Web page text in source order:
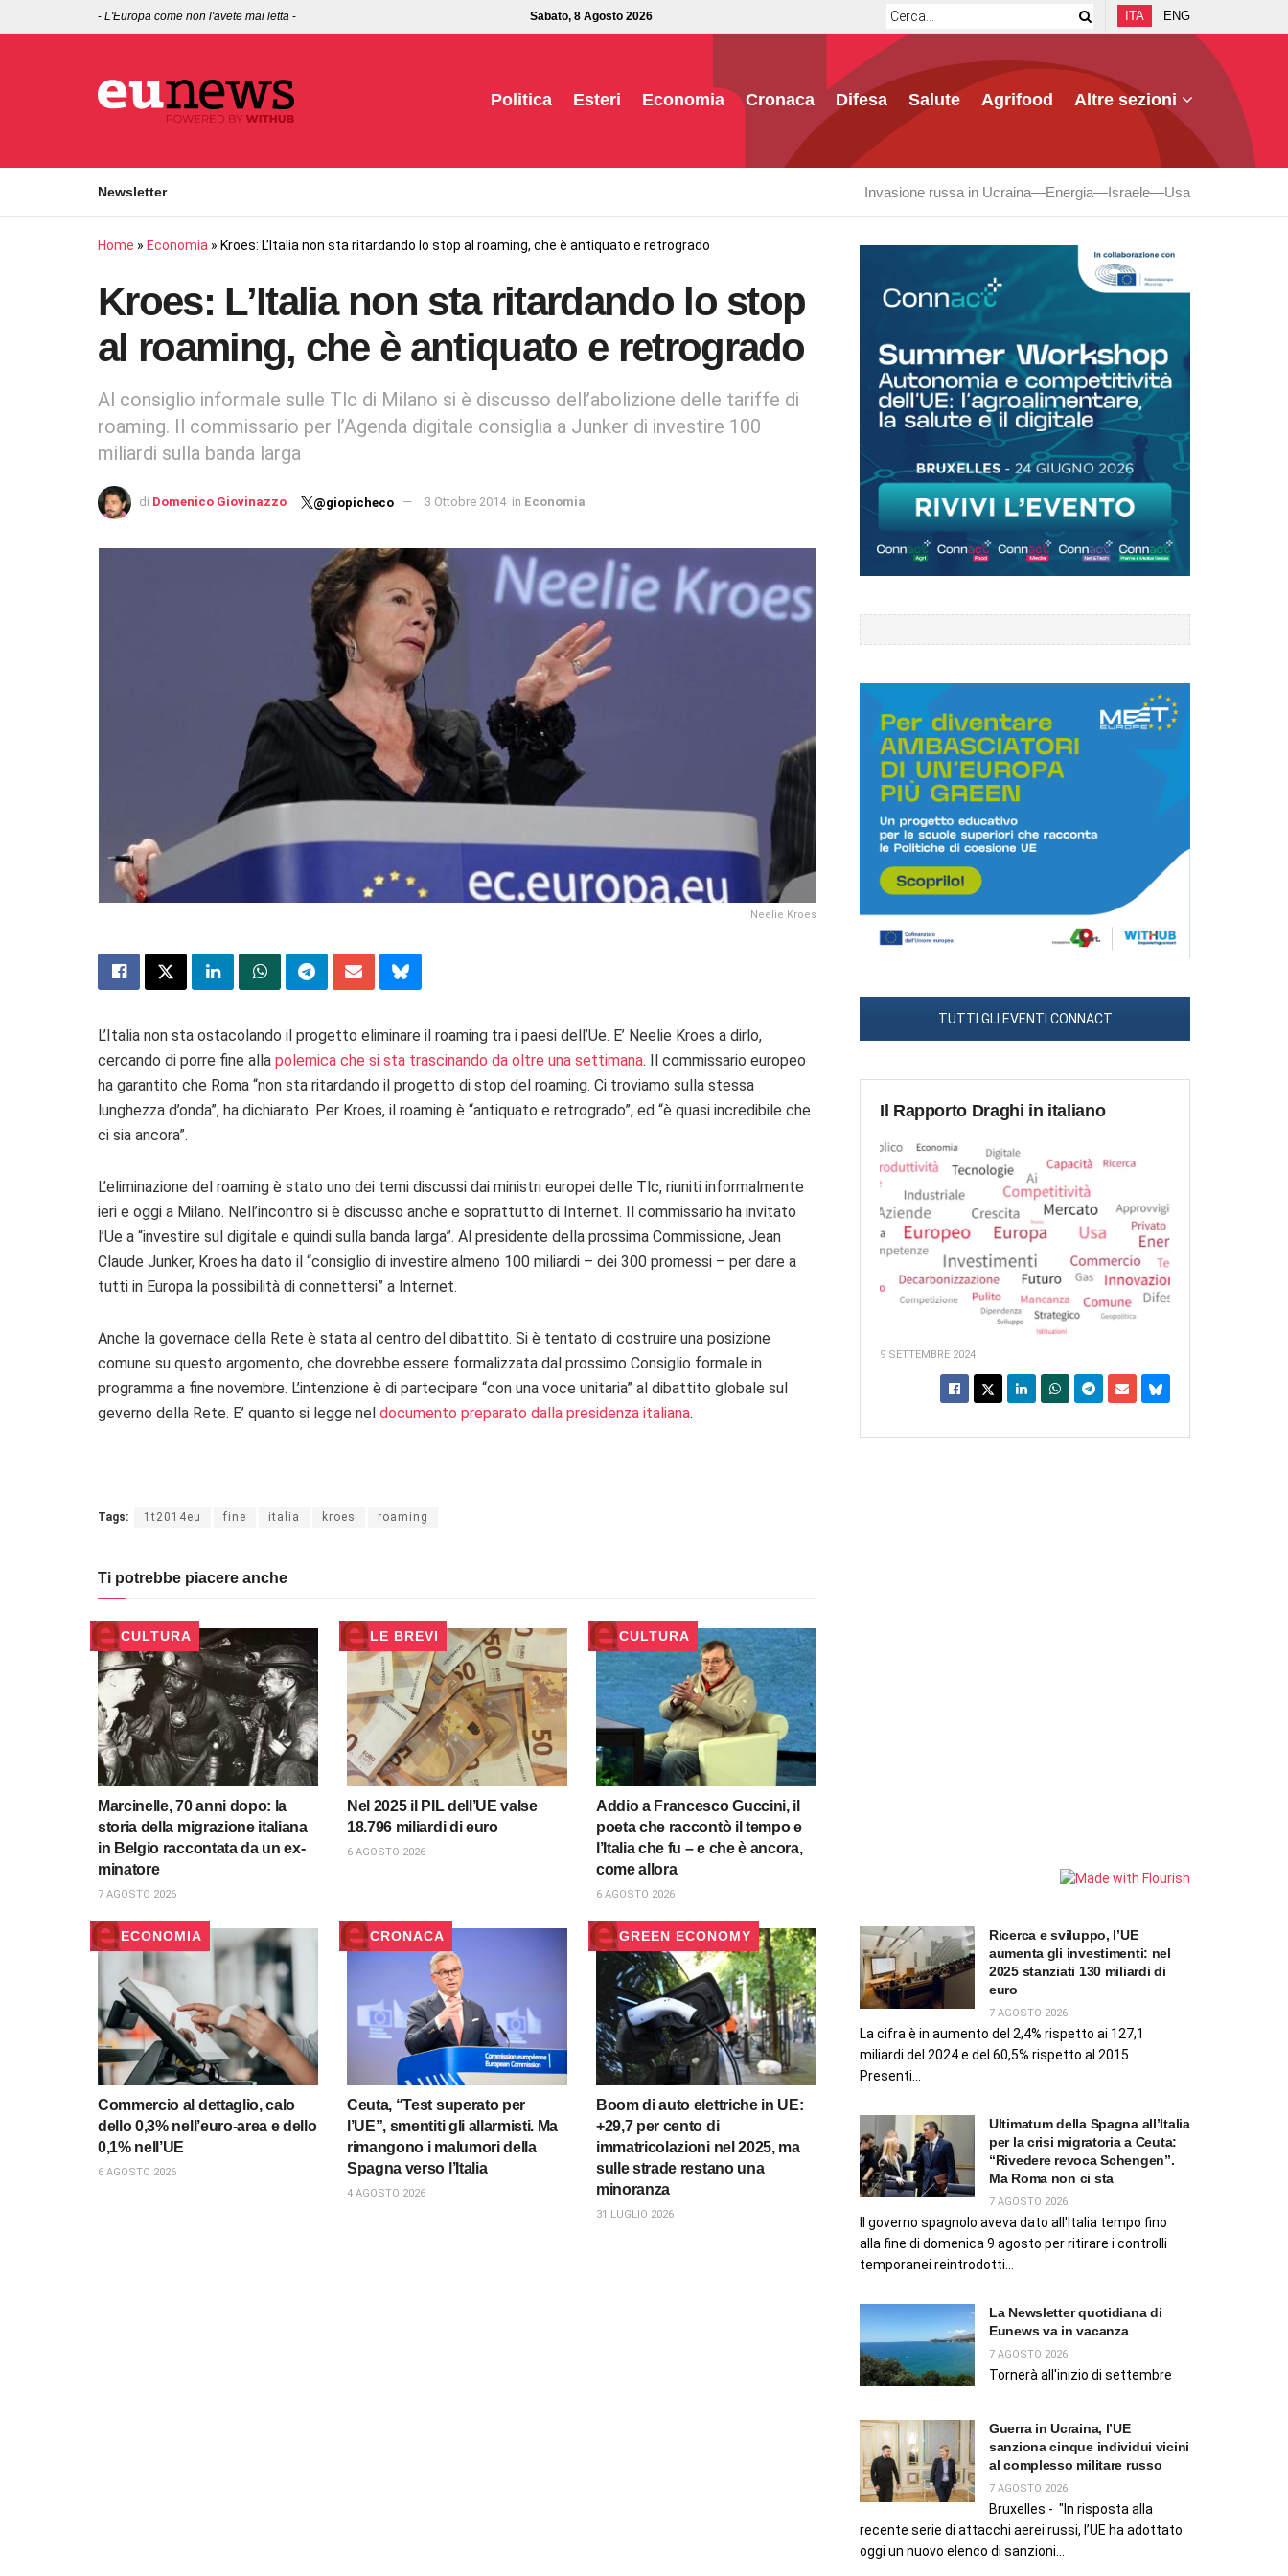
- L'Europa come non l'avete mai letta - Sabato, 8 Agosto 2026 ITA ENG
Politica Esteri Economia Cronaca Difesa Salute Agrifood Altre sezioni
Newsletter Invasione russa in Ucraina Energia Israele Usa
Home » Economia » Kroes: L’Italia non sta ritardando lo stop al roaming, che è antiquato e retrogrado
Kroes: L’Italia non sta ritardando lo stop
al roaming, che è antiquato e retrogrado
Al consiglio informale sulle Tlc di Milano si è discusso dell’abolizione delle tariffe di
roaming. Il commissario per l’Agenda digitale consiglia a Junker di investire 100
miliardi sulla banda larga
di Domenico Giovinazzo @giopicheco 3 Ottobre 2014 in Economia
Neelie Kroes
L’Italia non sta ostacolando il progetto eliminare il roaming tra i paesi dell’Ue. E’ Neelie Kroes a dirlo,
cercando di porre fine alla polemica che si sta trascinando da oltre una settimana. Il commissario europeo
ha garantito che Roma “non sta ritardando il progetto di stop del roaming. Ci troviamo sulla stessa
lunghezza d’onda”, ha dichiarato. Per Kroes, il roaming è “antiquato e retrogrado”, ed “è quasi incredibile che
ci sia ancora”.
L’eliminazione del roaming è stato uno dei temi discussi dai ministri europei delle Tlc, riuniti informalmente
ieri e oggi a Milano. Nell’incontro si è discusso anche e soprattutto di Internet. Il commissario ha invitato
l’Ue a “investire sul digitale e quindi sulla banda larga”. Al presidente della prossima Commissione, Jean
Claude Junker, Kroes ha dato il “consiglio di investire almeno 100 miliardi – dei 300 promessi – per dare a
tutti in Europa la possibilità di connettersi” a Internet.
Anche la governace della Rete è stata al centro del dibattito. Si è tentato di costruire una posizione
comune su questo argomento, che dovrebbe essere formalizzata dal prossimo Consiglio formale in
programma a fine novembre. L’intenzione è di partecipare “con una voce unitaria” al dibattito globale sul
geverno della Rete. E’ quanto si legge nel documento preparato dalla presidenza italiana.
Tags: 1t2014eu fine italia kroes roaming
Ti potrebbe piacere anche
CULTURA
Marcinelle, 70 anni dopo: la
storia della migrazione italiana
in Belgio raccontata da un ex-
minatore
7 AGOSTO 2026
LE BREVI
Nel 2025 il PIL dell’UE valse
18.796 miliardi di euro
6 AGOSTO 2026
CULTURA
Addio a Francesco Guccini, il
poeta che raccontò il tempo e
l’Italia che fu – e che è ancora,
come allora
6 AGOSTO 2026
ECONOMIA
Commercio al dettaglio, calo
dello 0,3% nell’euro-area e dello
0,1% nell’UE
6 AGOSTO 2026
CRONACA
Ceuta, “Test superato per
l’UE”, smentiti gli allarmisti. Ma
rimangono i malumori della
Spagna verso l’Italia
4 AGOSTO 2026
GREEN ECONOMY
Boom di auto elettriche in UE:
+29,7 per cento di
immatricolazioni nel 2025, ma
sulle strade restano una
minoranza
31 LUGLIO 2026
TUTTI GLI EVENTI CONNACT
Il Rapporto Draghi in italiano
9 SETTEMBRE 2024
Ricerca e sviluppo, l’UE
aumenta gli investimenti: nel
2025 stanziati 130 miliardi di
euro
7 AGOSTO 2026
La cifra è in aumento del 2,4% rispetto ai 127,1
miliardi del 2024 e del 60,5% rispetto al 2015.
Presenti...
Ultimatum della Spagna all’Italia
per la crisi migratoria a Ceuta:
“Rivedere revoca Schengen”.
Ma Roma non ci sta
7 AGOSTO 2026
Il governo spagnolo aveva dato all'Italia tempo fino
alla fine di domenica 9 agosto per ritirare i controlli
temporanei reintrodotti...
La Newsletter quotidiana di
Eunews va in vacanza
7 AGOSTO 2026
Tornerà all'inizio di settembre
Guerra in Ucraina, l’UE
sanziona cinque individui vicini
al complesso militare russo
7 AGOSTO 2026
Bruxelles - "In risposta alla
recente serie di attacchi aerei russi, l’UE ha adottato
oggi un nuovo elenco di sanzioni...